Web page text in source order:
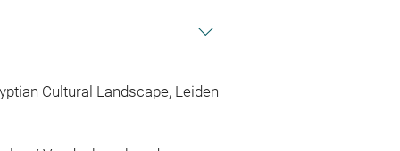
Cultural Landscape, Leiden